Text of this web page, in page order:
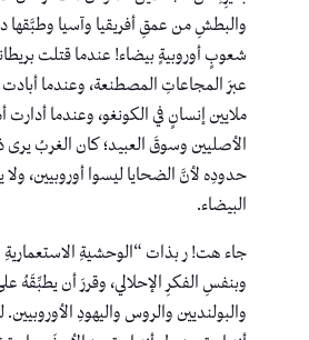
والبطشِ من عمقِ أفريقيا وآسيا وطبَّقها
شعوبٍ أوروبيةٍ بيضاء! عندما قتلت
ملايين إنسانٍ في الكونغو، وعندما أدارت
الأصليين وسوقَ العبيد؛ كان الغربُ يرى
حدودِه لأنَّ الضحايا ليسوا أوروبيين، ولا
البيضاء.
جاء هت! ر بذات “الوحشيةِ الاستعماريةِ
وبنفسِ الفكرِ الإحلالي، وقررَ أن يطبِّقَهُ
والبولنديين والروس واليهودِ